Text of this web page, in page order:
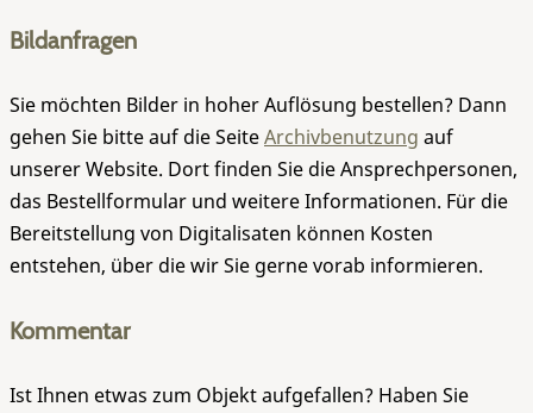
Bildanfragen
Sie möchten Bilder in hoher Auflösung bestellen? Dann
gehen Sie bitte auf die SeiteArchivbenutzung auf
unserer Website. Dort finden Sie die Ansprechpersonen,
das Bestellformular und weitere Informationen. Für die
Bereitstellung von Digitalisaten können Kosten
entstehen, über die wir Sie gerne vorab informieren.
Kommentar
Ist Ihnen etwas zum Objekt aufgefallen? Haben Sie